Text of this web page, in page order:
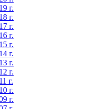
г.
г.
г.
г.
г.
г.
г.
г.
г.
г.
г.